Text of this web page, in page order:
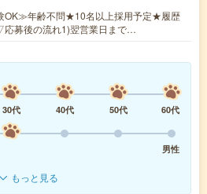
OK≫年齢不問★10名以上採用予定★履歴
募後の流れ1)翌営業日まで…
30代 40代 50代
60代
男性
もっと見る